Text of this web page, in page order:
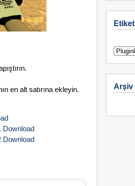
en alt satırına ekleyin.
Download
Download
Arşiv